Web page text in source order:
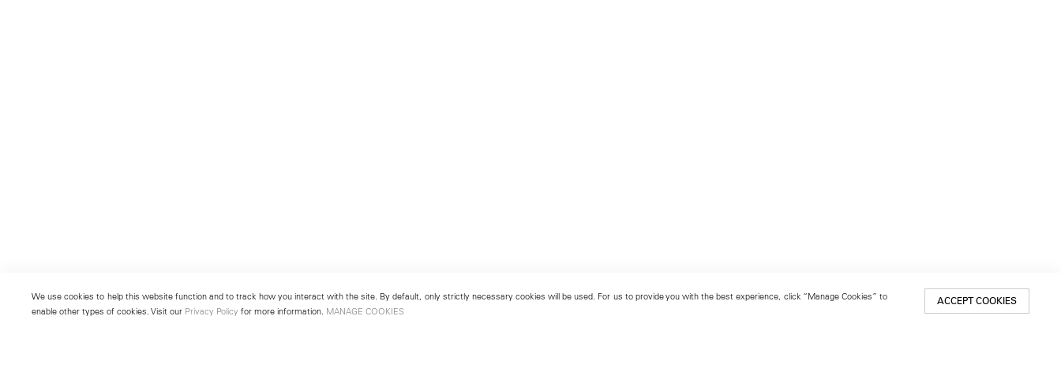
We use cookies to help this website function and to track how you interact with the site. By default, only strictly necessary cookies will be used. For us to provide you with the best experience, click “Manage Cookies” to
enable other types of cookies. Visit our Privacy Policy for more information. MANAGE COOKIES
ACCEPT COOKIES